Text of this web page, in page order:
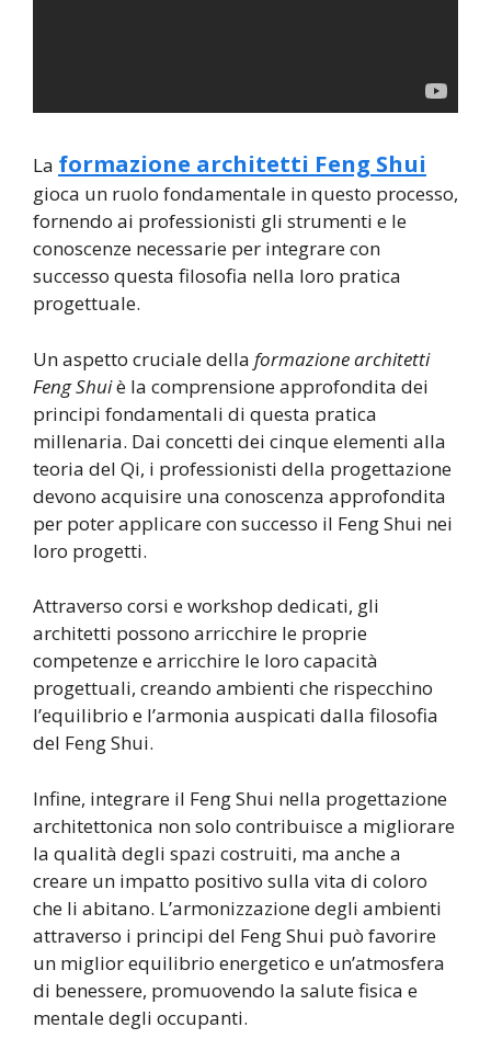
La formazione architetti Feng Shui
gioca un ruolo fondamentale in questo processo,
fornendo ai professionisti gli strumenti e le
conoscenze necessarie per integrare con
successo questa filosofia nella loro pratica
progettuale.
Un aspetto cruciale della formazione architetti
Feng Shuiè la comprensione approfondita dei
principi fondamentali di questa pratica
millenaria. Dai concetti dei cinque elementi alla
teoria del Qi, i professionisti della progettazione
devono acquisire una conoscenza approfondita
per poter applicare con successo il Feng Shui nei
loro progetti.
Attraverso corsi e workshop dedicati, gli
architetti possono arricchire le proprie
competenze e arricchire le loro capacità
progettuali, creando ambienti che rispecchino
l’equilibrio e l’armonia auspicati dalla filosofia
del Feng Shui.
Infine, integrare il Feng Shui nella progettazione
architettonica non solo contribuisce a migliorare
la qualità degli spazi costruiti, ma anche a
creare un impatto positivo sulla vita di coloro
che li abitano. L’armonizzazione degli ambienti
attraverso i principi del Feng Shui può favorire
un miglior equilibrio energetico e un’atmosfera
di benessere, promuovendo la salute fisica e
mentale degli occupanti.